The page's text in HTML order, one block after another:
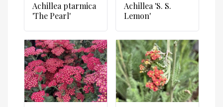
Achillea ptarmica
'The Pearl'
Achillea 'S. S.
Lemon'